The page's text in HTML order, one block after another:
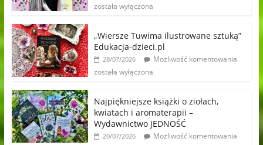
została wyłączona
„Wiersze Tuwima ilustrowane sztuką”
Edukacja-dzieci.pl
28/07/2026
Możliwość komentowania
została wyłączona
Najpiękniejsze książki o ziołach,
kwiatach i aromaterapii –
Wydawnictwo JEDNOŚĆ
20/07/2026
Możliwość komentowania